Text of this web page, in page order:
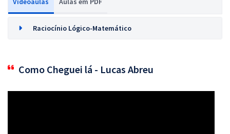
Raciocínio Lógico-Matemático
Como Cheguei lá - Lucas Abreu